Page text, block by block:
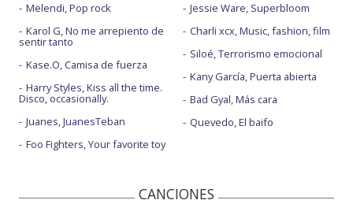
Melendi, Pop rock
Karol G, No me arrepiento de
sentir tanto
Kase.O, Camisa de fuerza
Harry Styles, Kiss all the time.
Disco, occasionally.
Juanes, JuanesTeban
Foo Fighters, Your favorite toy
Jessie Ware, Superbloom
Charli xcx, Music, fashion, film
Siloé, Terrorismo emocional
Kany García, Puerta abierta
Bad Gyal, Más cara
Quevedo, El baifo
CANCIONES